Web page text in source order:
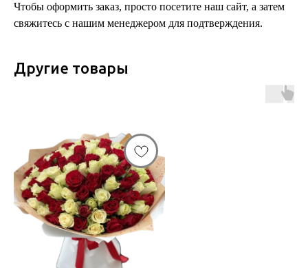
Чтобы оформить заказ, просто посетите наш сайт, а затем
свяжитесь с нашим менеджером для подтверждения.
Другие товары